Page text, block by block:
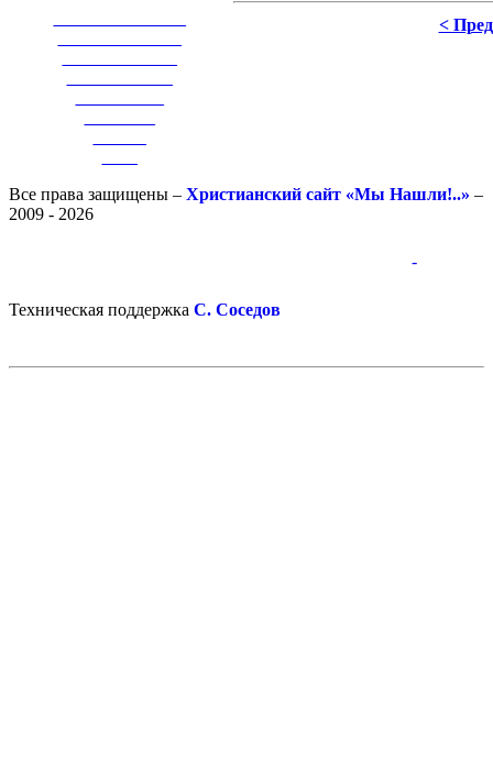
<
Все права защищены – Христианский сайт «Мы Нашли!..» –
2009 - 2026
-
Техническая поддержка С. Соседов